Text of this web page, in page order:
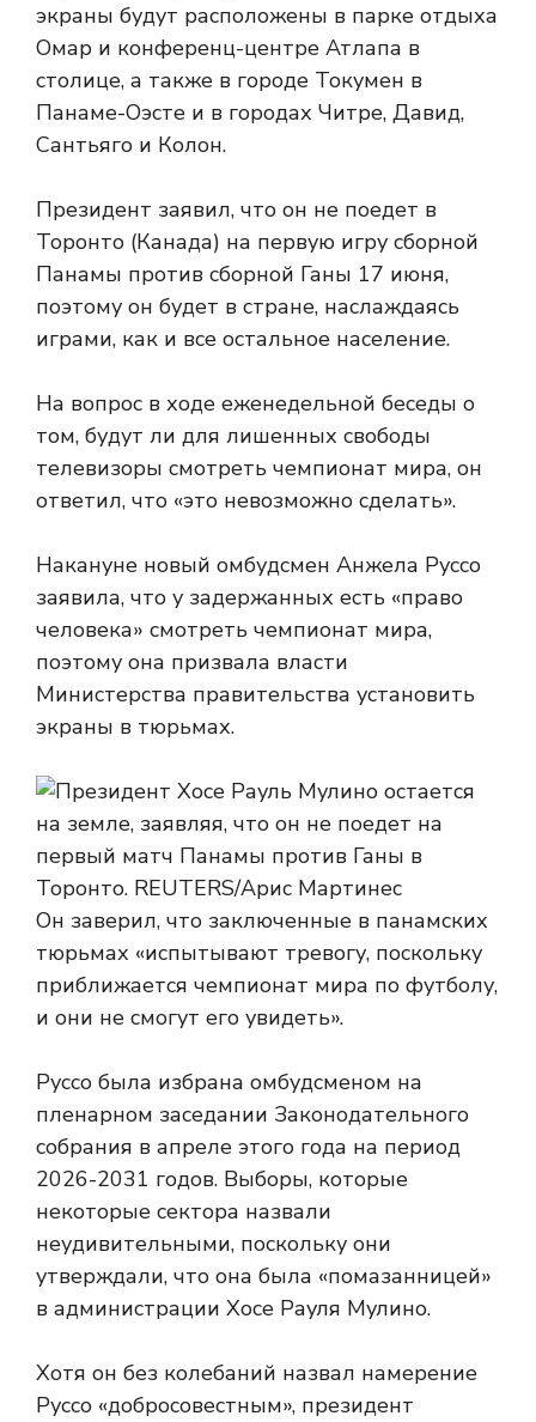
экраны будут расположены в парке отдыха
Омар и конференц-центре Атлапа в
столице, а также в городе Токумен в
Панаме-Оэсте и в городах Читре, Давид,
Сантьяго и Колон.
Президент заявил, что он не поедет в
Торонто (Канада) на первую игру сборной
Панамы против сборной Ганы 17 июня,
поэтому он будет в стране, наслаждаясь
играми, как и все остальное население.
На вопрос в ходе еженедельной беседы о
том, будут ли для лишенных свободы
телевизоры смотреть чемпионат мира, он
ответил, что «это невозможно сделать».
Накануне новый омбудсмен Анжела Руссо
заявила, что у задержанных есть «право
человека» смотреть чемпионат мира,
поэтому она призвала власти
Министерства правительства установить
экраны в тюрьмах.
Он заверил, что заключенные в панамских
тюрьмах «испытывают тревогу, поскольку
приближается чемпионат мира по футболу,
и они не смогут его увидеть».
Руссо была избрана омбудсменом на
пленарном заседании Законодательного
собрания в апреле этого года на период
2026-2031 годов. Выборы, которые
некоторые сектора назвали
неудивительными, поскольку они
утверждали, что она была «помазанницей»
в администрации Хосе Рауля Мулино.
Хотя он без колебаний назвал намерение
Руссо «добросовестным», президент